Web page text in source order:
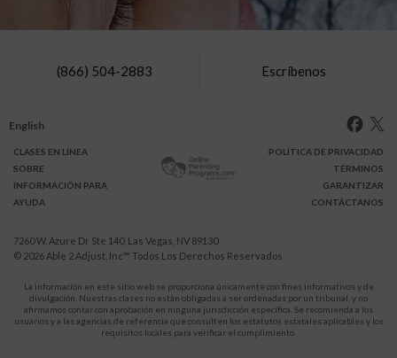
(866) 504-2883 Escríbenos
English
CLASES EN LÍNEA
SOBRE
INFORMACIÓN PARA
AYUDA
POLÍTICA DE PRIVACIDAD
TÉRMINOS
GARANTIZAR
CONTÁCTANOS
7260 W. Azure Dr Ste 140, Las Vegas, NV 89130
© 2026 Able 2 Adjust, Inc™ Todos Los Derechos Reservados
La información en este sitio web se proporciona únicamente con fines informativos y de
divulgación. Nuestras clases no están obligadas a ser ordenadas por un tribunal, y no
afirmamos contar con aprobación en ninguna jurisdicción específica. Se recomienda a los
usuarios y a las agencias de referencia que consulten los estatutos estatales aplicables y los
requisitos locales para verificar el cumplimiento.